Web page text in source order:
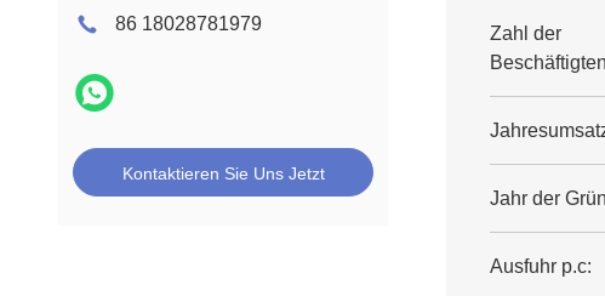
86 18028781979
Kontaktieren Sie Uns Jetzt
Zahl der
Jahr der
Ausfuhr p.c: